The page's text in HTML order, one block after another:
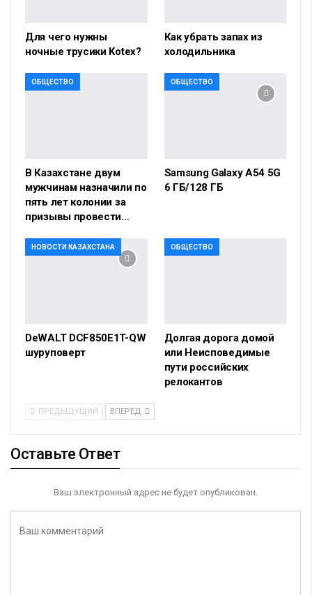
Для чего нужны
ночные трусики Kotex?
Как убрать запах из
холодильника
ОБЩЕСТВО
В Казахстане двум
мужчинам назначили по
пять лет колонии за
призывы провести…
ОБЩЕСТВО
Samsung Galaxy A54 5G
6 ГБ/128 ГБ
НОВОСТИ КАЗАХСТАНА
DeWALT DCF850E1T-QW
шуруповерт
ОБЩЕСТВО
Долгая дорога домой
или Неисповедимые
пути российских
релокантов
ПРЕДЫДУЩИЙ ВПЕРЕД
Оставьте Ответ
Ваш электронный адрес не будет опубликован.